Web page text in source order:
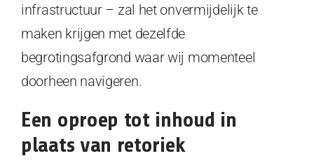
infrastructuur – zal het onvermijdelijk te
maken krijgen met dezelfde
begrotingsafgrond waar wij momenteel
doorheen navigeren.
Een oproep tot inhoud in
plaats van retoriek